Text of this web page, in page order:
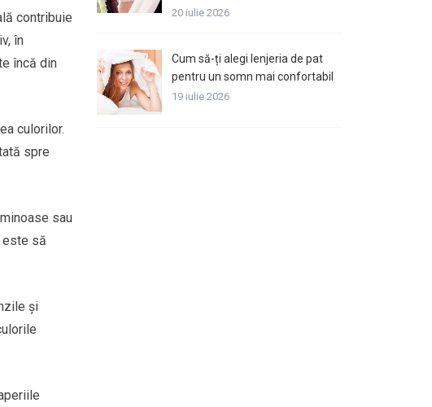
contribuie
în
încă din
culorilor.
spre
sau
este să
și
20 iulie 2026
Cum să-ți alegi lenjeria de pat
pentru un somn mai confortabil
19 iulie 2026